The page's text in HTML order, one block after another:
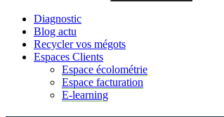
Diagnostic
Blog actu
Recycler vos mégots
Espaces Clients
Espace écolométrie
Espace facturation
E-learning